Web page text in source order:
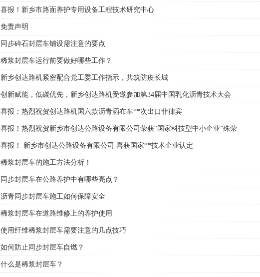
喜报！新乡市路面养护专用设备工程技术研究中心
免责声明
同步碎石封层车铺设需注意的要点
稀浆封层车运行前要做好哪些工作？
新乡创达路机紧密配合党工委工作指示，共筑防疫长城
创新赋能，低碳优先，新乡创达路机受邀参加第34届中国乳化沥青技术大会
喜报：热烈祝贺创达路机国六款沥青洒布车**次出口菲律宾
喜报！热烈祝贺新乡市创达公路设备有限公司荣获“国家科技型中小企业”殊荣
喜报！ 新乡市创达公路设备有限公司 喜获国家**技术企业认定
稀浆封层车的施工方法分析！
同步封层车在公路养护中有哪些亮点？
沥青同步封层车施工如何保障安全
稀浆封层车在道路维修上的养护使用
使用纤维稀浆封层车需要注意的几点技巧
如何防止同步封层车自燃？
什么是稀浆封层车？